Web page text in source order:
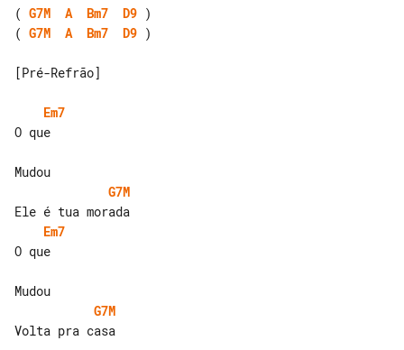
( G7M A Bm7 D9
( G7M A Bm7 D9 )
[Pré-Refrão]
Em7
O que
G7M
Em7
O que
G7M
Volta pra casa